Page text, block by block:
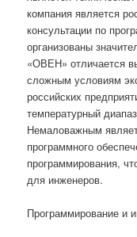
компания является
консультации по
организованы
«ОВЕН» отличается
сложным условиям
российских
температурный
Немаловажным
программного
программирования,
для инженеров.
Программирование и